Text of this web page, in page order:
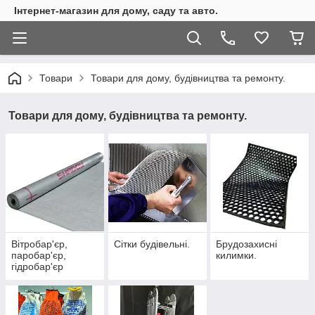
Інтернет-магазин для дому, саду та авто.
Товари Товари для дому, будівництва та ремонту.
Товари для дому, будівництва та ремонту.
Вітробар'єр,
паробар'єр,
гідробар'єр
"Shadow" (Чехія)
Сітки будівельні.
Брудозахисні
килимки.